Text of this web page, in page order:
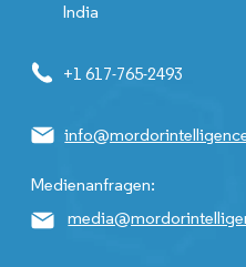
India
+1 617-765-2493
Medienanfragen: